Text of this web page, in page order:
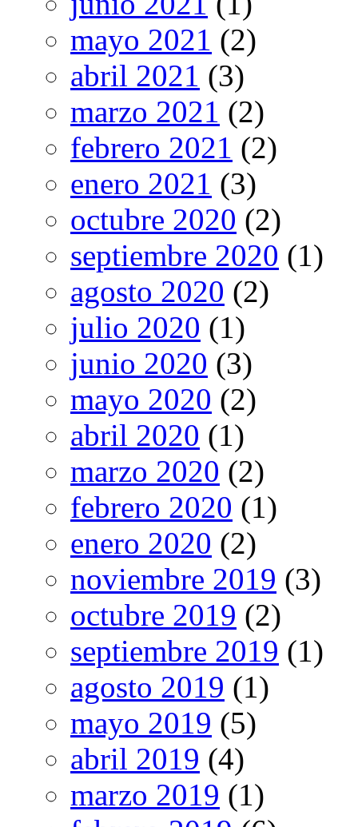
mayo 2021 (2)
abril 2021 (3)
marzo 2021 (2)
febrero 2021 (2)
enero 2021 (3)
octubre 2020 (2)
septiembre 2020 (1)
agosto 2020 (2)
julio 2020 (1)
junio 2020 (3)
mayo 2020 (2)
abril 2020 (1)
marzo 2020 (2)
febrero 2020 (1)
enero 2020 (2)
noviembre 2019 (3)
octubre 2019 (2)
septiembre 2019 (1)
agosto 2019 (1)
mayo 2019 (5)
abril 2019 (4)
marzo 2019 (1)